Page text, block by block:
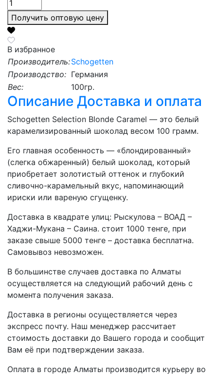
Получить оптовую цену
В избранное
Производитель:Schogetten
Производство: Германия
Вес:
100гр.
Описание Доставка и оплата
Schogetten Selection Blonde Caramel — это белый
карамелизированный шоколад весом 100 грамм.
Его главная особенность — «блондированный»
(слегка обжаренный) белый шоколад, который
приобретает золотистый оттенок и глубокий
сливочно-карамельный вкус, напоминающий
ириски или вареную сгущенку.
Доставка в квадрате улиц: Рыскулова – ВОАД –
Хаджи-Мукана – Саина. стоит 1000 тенге, при
заказе свыше 5000 тенге – доставка бесплатна.
Самовывоз невозможен.
В большинстве случаев доставка по Алматы
осуществляется на следующий рабочий день с
момента получения заказа.
Доставка в регионы осуществляется через
экспресс почту. Наш менеджер рассчитает
стоимость доставки до Вашего города и сообщит
Вам её при подтверждении заказа.
Оплата в городе Алматы производится курьеру во